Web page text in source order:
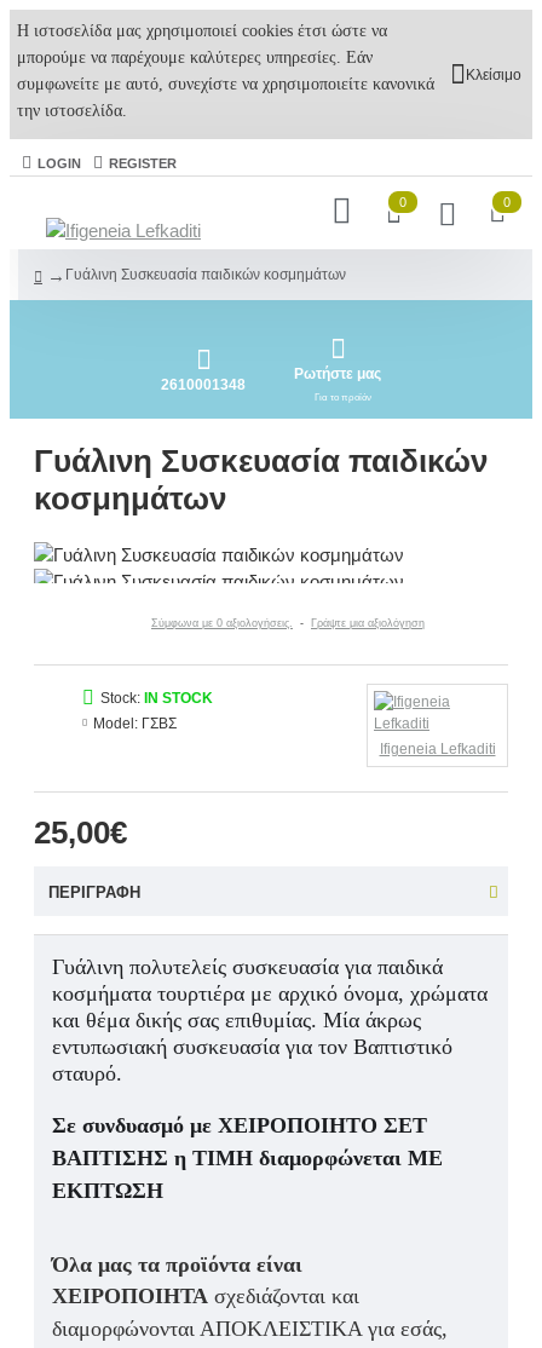
Η ιστοσελίδα μας χρησιμοποιεί cookies έτσι ώστε να
μπορούμε να παρέχουμε καλύτερες υπηρεσίες. Εάν
συμφωνείτε με αυτό, συνεχίστε να χρησιμοποιείτε κανονικά
την ιστοσελίδα.
Κλείσιμο
LOGIN REGISTER
0 0
Γυάλινη Συσκευασία παιδικών κοσμημάτων
2610001348
Ρωτήστε μας
Για το προϊόν
Γυάλινη Συσκευασία παιδικών
κοσμημάτων
Σύμφωνα με 0 αξιολογήσεις. - Γράψτε μια αξιολόγηση
25,00€
Stock: IN STOCK
Model: ΓΣΒΣ
Ifigeneia Lefkaditi
ΠΕΡΙΓΡΑΦΉ
Γυάλινη πολυτελείς συσκευασία για παιδικά
κοσμήματα τουρτιέρα με αρχικό όνομα, χρώματα
και θέμα δικής σας επιθυμίας. Μία άκρως
εντυπωσιακή συσκευασία για τον Βαπτιστικό
σταυρό.
Σε συνδυασμό με ΧΕΙΡΟΠΟΙΗΤΟ ΣΕΤ
ΒΑΠΤΙΣΗΣ η ΤΙΜΗ διαμορφώνεται ΜΕ
ΕΚΠΤΩΣΗ
Όλα μας τα προϊόντα είναι
ΧΕΙΡΟΠΟΙΗΤΑ σχεδιάζονται και
διαμορφώνονται ΑΠΟΚΛΕΙΣΤΙΚΑ για εσάς,